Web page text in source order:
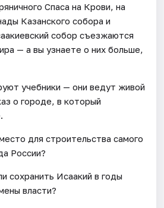
Спаса на Крови, на
Казанского собора и
собор съезжаются
— а вы узнаете о них больше,
учебники — они ведут живой
о городе, в который
для строительства самого
России?
сохранить Исаакий в годы
власти?